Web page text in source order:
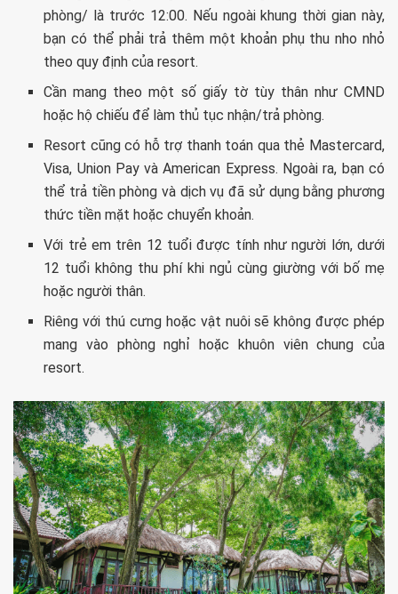
phòng/ là trước 12:00. Nếu ngoài khung thời gian này,
bạn có thể phải trả thêm một khoản phụ thu nho nhỏ
theo quy định của resort.
Cần mang theo một số giấy tờ tùy thân như CMND
hoặc hộ chiếu để làm thủ tục nhận/trả phòng.
Resort cũng có hỗ trợ thanh toán qua thẻ Mastercard,
Visa, Union Pay và American Express. Ngoài ra, bạn có
thể trả tiền phòng và dịch vụ đã sử dụng bằng phương
thức tiền mặt hoặc chuyển khoản.
Với trẻ em trên 12 tuổi được tính như người lớn, dưới
12 tuổi không thu phí khi ngủ cùng giường với bố mẹ
hoặc người thân.
Riêng với thú cưng hoặc vật nuôi sẽ không được phép
mang vào phòng nghỉ hoặc khuôn viên chung của
resort.